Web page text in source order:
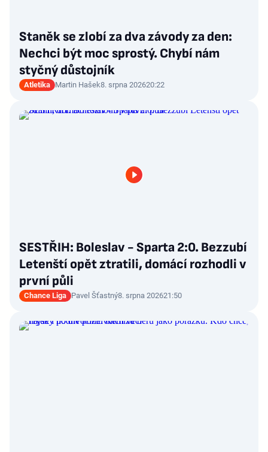
Staněk se zlobí za dva závody za den:
Nechci být moc sprostý. Chybí nám
styčný důstojník
Atletika Martin Hašek8. srpna 202620:22
SESTŘIH: Boleslav - Sparta 2:0. Bezzubí
Letenští opět ztratili, domácí rozhodli v
první půli
Chance Liga Pavel Šťastný8. srpna 202621:50